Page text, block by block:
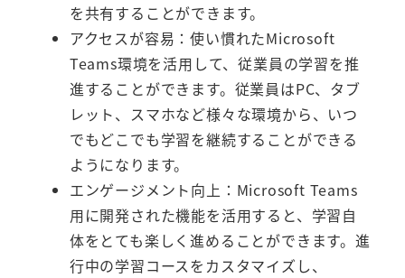
を共有することができます。
アクセスが容易：使い慣れたMicrosoft
Teams環境を活用して、従業員の学習を推
進することができます。従業員はPC、タブ
レット、スマホなど様々な環境から、いつ
でもどこでも学習を継続することができる
ようになります。
エンゲージメント向上：Microsoft Teams
用に開発された機能を活用すると、学習自
体をとても楽しく進めることができます。進
行中の学習コースをカスタマイズし、